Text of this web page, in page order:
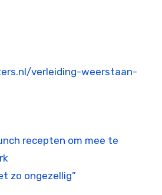
verleiding-weerstaan-
recepten om mee te
zo ongezellig”